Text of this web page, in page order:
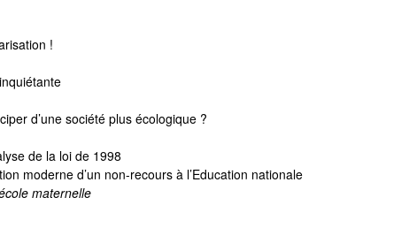
!
d’une société plus écologique ?
de la loi de 1998
moderne d’un non-recours à l’Education nationale
maternelle